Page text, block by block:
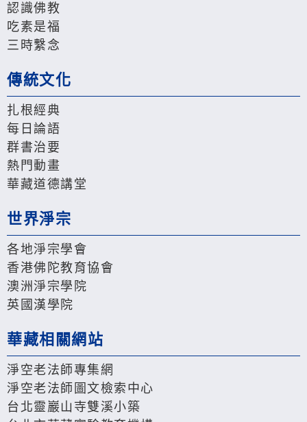
認識佛教
吃素是福
三時繫念
傳統文化
扎根經典
每日論語
群書治要
熱門動畫
華藏道德講堂
世界淨宗
各地淨宗學會
香港佛陀教育協會
澳洲淨宗學院
英國漢學院
華藏相關網站
淨空老法師專集網
淨空老法師圖文檢索中心
台北靈巖山寺雙溪小築